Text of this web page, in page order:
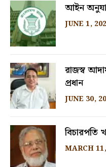
আইন
JUNE 1,
রাজস্ব
প্রধান
JUNE 30,
MARCH